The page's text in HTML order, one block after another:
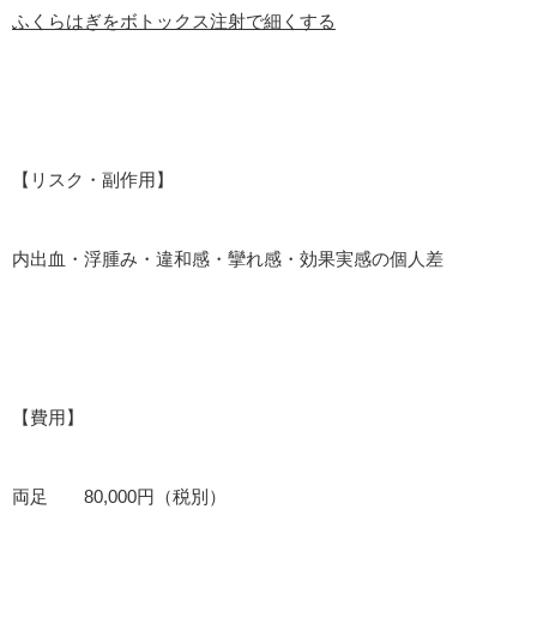
ふくらはぎをボトックス注射で細くする
【リスク・副作用】
内出血・浮腫み・違和感・攣れ感・効果実感の個人差
【費用】
両足 80,000円（税別）